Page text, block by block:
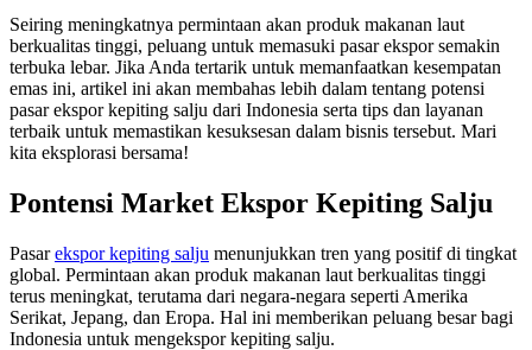
Seiring meningkatnya permintaan akan produk makanan laut
berkualitas tinggi, peluang untuk memasuki pasar ekspor semakin
terbuka lebar. Jika Anda tertarik untuk memanfaatkan kesempatan
emas ini, artikel ini akan membahas lebih dalam tentang potensi
pasar ekspor kepiting salju dari Indonesia serta tips dan layanan
terbaik untuk memastikan kesuksesan dalam bisnis tersebut. Mari
kita eksplorasi bersama!
Pontensi Market Ekspor Kepiting Salju
Pasarekspor kepiting salju menunjukkan tren yang positif di tingkat
global. Permintaan akan produk makanan laut berkualitas tinggi
terus meningkat, terutama dari negara-negara seperti Amerika
Serikat, Jepang, dan Eropa. Hal ini memberikan peluang besar bagi
Indonesia untuk mengekspor kepiting salju.